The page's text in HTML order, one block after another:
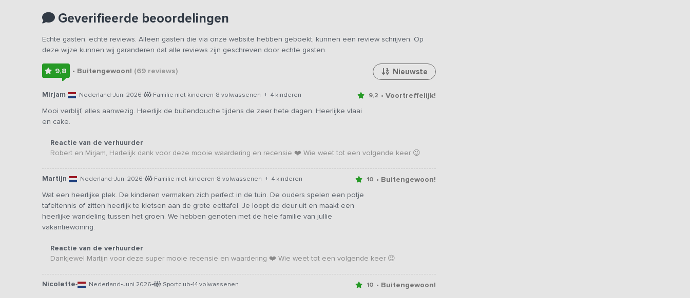
Geverifieerde beoordelingen
Echte gasten, echte reviews. Alleen gasten die via onze website hebben geboekt, kunnen een review schrijven. Op
deze wijze kunnen wij garanderen dat alle reviews zijn geschreven door echte gasten.
9,8 • Buitengewoon! (69reviews) Nieuwste
Mirjam- Nederland-Juni 2026- Familie met kinderen-8 volwassenen + 4 kinderen 9,2 • Voortreffelijk!
Mooi verblijf, alles aanwezig. Heerlijk de buitendouche tijdens de zeer hete dagen. Heerlijke vlaai
en cake.
Reactie van de verhuurder
Robert en Mirjam, Hartelijk dank voor deze mooie waardering en recensie ❤️ Wie weet tot een volgende keer 😉
Martijn- Nederland-Juni 2026- Familie met kinderen-8 volwassenen + 4 kinderen 10 • Buitengewoon!
Wat een heerlijke plek. De kinderen vermaken zich perfect in de tuin. De ouders spelen een potje
tafeltennis of zitten heerlijk te kletsen aan de grote eettafel. Je loopt de deur uit en maakt een
heerlijke wandeling tussen het groen. We hebben genoten met de hele familie van jullie
vakantiewoning.
Reactie van de verhuurder
Dankjewel Martijn voor deze super mooie recensie en waardering ❤️ Wie weet tot een volgende keer 😉
Nicolette- Nederland-Juni 2026- Sportclub-14 volwassenen 10 • Buitengewoon!